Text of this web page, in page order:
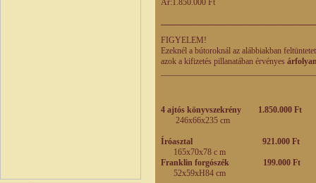
Ár:1.850.000 Ft
FIGYELEM!
Ezeknél a bútoroknál az alábbiakban
azok a kifizetés pillanatában érvényes
4 ajtós könyvszekrény 1.850.000 Ft
246x66x235 cm
Íróasztal 921.000 Ft
165x70x78 c m
Franklin forgószék
199.000 Ft
52x59xH84 cm